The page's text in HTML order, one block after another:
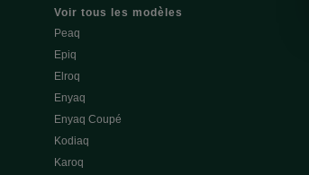
Voir tous les modèles
Peaq
Epiq
Elroq
Enyaq
Enyaq Coupé
Kodiaq
Karoq